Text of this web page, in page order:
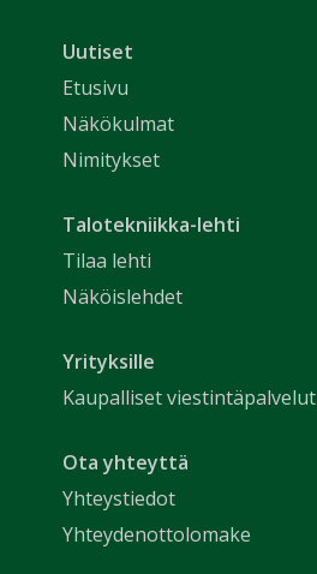
Uutiset
Etusivu
Näkökulmat
Nimitykset
Talotekniikka-lehti
Tilaa lehti
Näköislehdet
Yrityksille
Kaupalliset viestintäpalvelut
Ota yhteyttä
Yhteystiedot
Yhteydenottolomake